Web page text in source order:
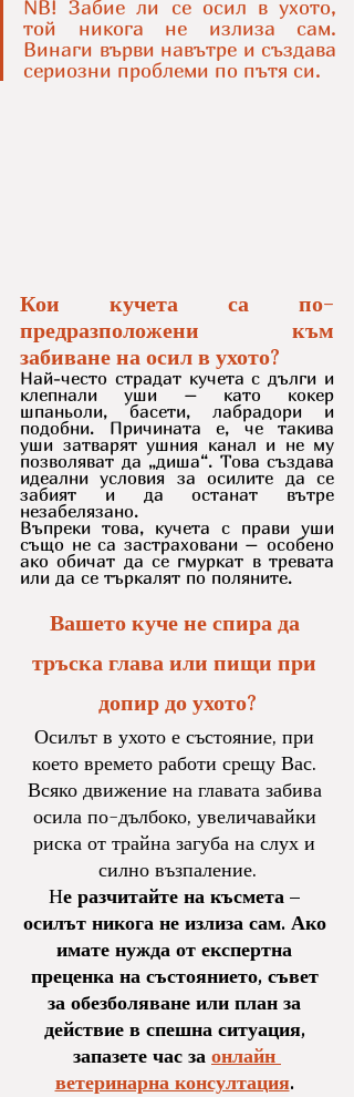
NB! Забие ли се осил в ухото,
той никога не излиза сам.
Винаги върви навътре и създава
сериозни проблеми по пътя си.
Кои кучета са по-
предразположени към
забиване на осил в ухото?
Най-често страдат кучета с дълги и
клепнали уши – като кокер
шпаньоли, басети, лабрадори и
подобни. Причината е, че такива
уши затварят ушния канал и не му
позволяват да „диша“. Това създава
идеални условия за осилите да се
забият и да останат вътре
незабелязано.
Въпреки това, кучета с прави уши
също не са застраховани – особено
ако обичат да се гмуркат в тревата
или да се търкалят по поляните.
Вашето куче не спира да
тръска глава или пищи при
допир до ухото?
Осилът в ухото е състояние, при
което времето работи срещу Вас.
Всяко движение на главата забива
осила по-дълбоко, увеличавайки
риска от трайна загуба на слух и
силно възпаление.
Не разчитайте на късмета –
осилът никога не излиза сам. Ако
имате нужда от експертна
преценка на състоянието, съвет
за обезболяване или план за
действие в спешна ситуация,
запазете час за онлайн
ветеринарна консултация.